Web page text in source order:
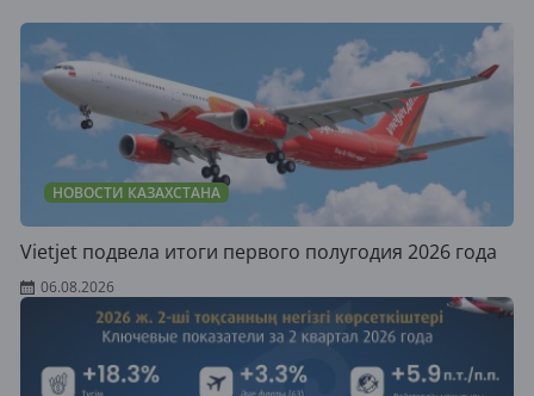
НОВОСТИ КАЗАХСТАНА
Vietjet подвела итоги первого полугодия 2026 года
06.08.2026